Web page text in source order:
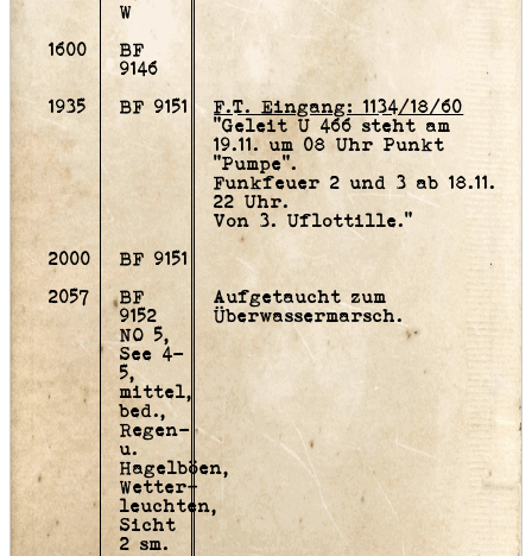
W
1600
BF
9146
1935
BF 9151
F.T. Eingang: 1134/18/60
"Geleit U 466 steht am
19.11. um 08 Uhr Punkt
"Pumpe".
Funkfeuer 2 und 3 ab 18.11.
22 Uhr.
Von 3. Uflottille."
2000
BF 9151
2057
BF
9152
NO 5,
See 4-
5,
mittel,
bed.,
Regen-
u.
Hagelböen,
Wetter­
leuchten,
Sicht
2 sm.
Aufgetaucht zum
Überwassermarsch.